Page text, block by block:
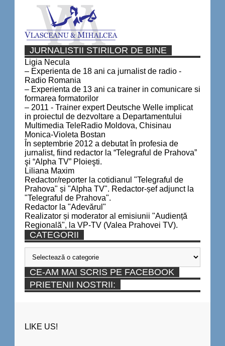
JURNALISTII STIRILOR DE BINE
Ligia Necula
– Experienta de 18 ani ca jurnalist de radio -
Radio Romania
– Experienta de 13 ani ca trainer in comunicare si
formarea formatorilor
– 2011 - Trainer expert Deutsche Welle implicat
in proiectul de dezvoltare a Departamentului
Multimedia TeleRadio Moldova, Chisinau
Monica-Violeta Bostan
În septembrie 2012 a debutat în profesia de
jurnalist, fiind redactor la “Telegraful de Prahova”
şi “Alpha TV” Ploieşti.
Liliana Maxim
Redactor/reporter la cotidianul "Telegraful de
Prahova" și "Alpha TV". Redactor-șef adjunct la
"Telegraful de Prahova".
Redactor la "Adevărul"
Realizator și moderator al emisiunii "Audiență
Regională", la VP-TV (Valea Prahovei TV).
CATEGORII
Categorii
CE-AM MAI SCRIS PE FACEBOOK
PRIETENII NOSTRII:
LIKE US!